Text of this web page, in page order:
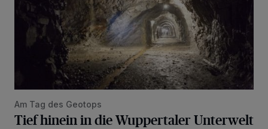
Am Tag des Geotops
Tief hinein in die Wuppertaler Unterwelt